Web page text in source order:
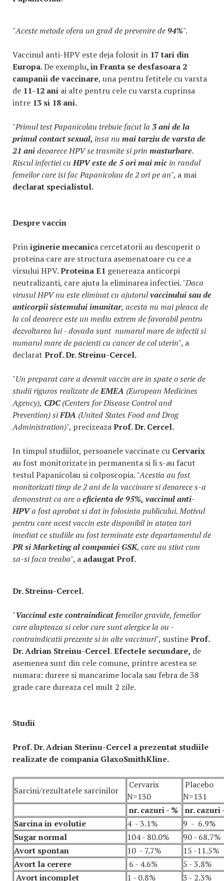
"Aceste metode ofera un grad de prevenire de94%".
Vaccinul anti-HPV este deja folosit in 17 tari din
Europa. De exemplu, in Franta se desfasoara 2
campanii de vaccinare, una pentru fetitele cu varsta
de 11-12 ani ai alte pentru cele cu varsta cuprinsa
intre 13 si 18 ani.
"Primul test Papanicolau trebuie facut la 3 ani de la
primul contact sexual, insa nu mai tarziu de varsta de
21 anideoarece HPV se trasmite si prin masturbare.
Riscul infectiei cuHPV este de 5 ori mai mic in randul
femeilor care isi fac Papanicolau de 2 ori pe an", a mai
declarat specialistul.
Despre vaccin
Priniginerie mecanica cercetatorii au descoperit o
proteina care are structura asemenatoare cu ce a
virsului HPV.Proteina E1 genereaza anticorpi
neutralizanti, care ajuta la eliminarea infectiei. "Daca
virusul HPV nu este eliminat cu ajutorulvaccinului sau de
anticorpii sistemului imunitar, acesta nu mai pleaca de
la col deoarece este un mediu extrem de favorabil pentru
dezvoltarea lui - dovada sunt numarul mare de infectii si
numarul mare de pacienti cu cancer de col uterin", a
declarat Prof. Dr. Streinu-Cercel.
"Un preparat care a devenit vaccin are in spate o serie de
studii riguros realizate deEMEA (European Medicines
Agency), CDC(Centers for Disease Control and
Prevention) siFDA (United States Food and Drog
Administration)", precizeazaProf. Dr. Cercel.
In timpul studiilor, persoanele vaccinate cu Cervarix
au fost monitorizate in permanenta si li s-au facut
testul Papanicolau si colposcopia. "Acestia au fost
monitorizati timp de 2 ani de la vaccinare si deoarece s-a
demonstrat ca are oeficienta de 95%, vaccinul anti-
HPVa fost aprobat si dat in folosinta publicului. Motivul
pentru care acest vaccin este disponibil in atatea tari
imediat ce studiile au fost terminate este departamentul de
PR si Marketing al companiei GSK, care au stiut cum
sa-si faca treaba", a adaugat Prof.
Dr. Streinu-Cercel.
"Vaccinul este contraindicat femeilor gravide, femeilor
care alapteaza si celor care sunt alergice la ou -
contraindicatii prezente si in alte vaccinuri", sustineProf.
Dr. Adrian Streinu-Cercel. Efectele secundare, de
asemenea sunt din cele comune, printre acestea se
numara: durere si mancarime locala sau febra de 38
grade care dureaza cel mult 2 zile.
Studii
Prof. Dr. Adrian Sterinu-Cercel a prezentat studiile
realizate de compania GlaxoSmithKline.
Sarcini/rezultatele sarcinilor
Cervarix
N=130
Placebo
N=131
nr. cazuri - %
nr. cazuri
Sarcina in evolutie
4 - 3.1%
9 - 6.9%
Sugar normal
104 - 80.0%
90 - 68.7%
Avort spontan
10 - 7.7%
15 -11.5%
Avort la cerere
6 - 4.6%
5 - 3.8%
Avort incomplet
1 - 0.8%
3 - 2.3%